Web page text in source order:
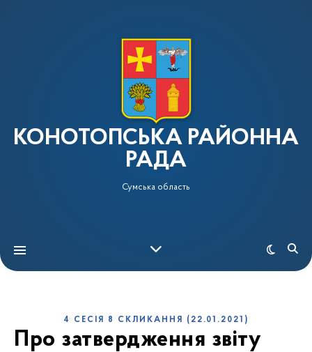
КОНОТОПСЬКА РАЙОННА
РАДА
Сумська область
4 СЕСІЯ 8 СКЛИКАННЯ (22.01.2021)
Про затвердження звіту